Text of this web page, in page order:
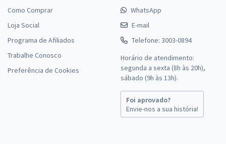
Como Comprar
Loja Social
Programa de Afiliados
Trabalhe Conosco
Preferência de Cookies
WhatsApp
E-mail
Telefone: 3003-0894
Horário de atendimento:
segunda a sexta (8h às 20h),
sábado (9h às 13h).
Foi aprovado?
Envie-nos a sua história!